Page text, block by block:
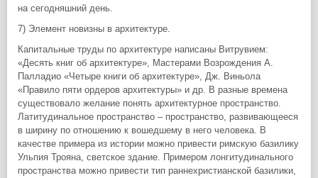
на сегодняшний день.
7) Элемент новизны в архитектуре.
Капитальные труды по архитектуре написаны Витрувием:
«Десять книг об архитектуре», Мастерами Возрождения А.
Палладио «Четыре книги об архитектуре», Дж. Виньола
«Правило пяти ордеров архитектуры» и др. В разные времена
существовало желание понять архитектурное пространство.
Латитудинальное пространство – пространство, развивающееся
в ширину по отношению к вошедшему в него человека. В
качестве примера из истории можно привести римскую базилику
Ульпия Трояна, светское здание. Примером лонгитудинального
пространства можно привести тип раннехристианской базилики,